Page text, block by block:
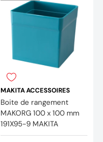
MAKITA ACCESSOIRES
Boite de rangement
MAKORG 100 x 100 mm
191X95-9 MAKITA